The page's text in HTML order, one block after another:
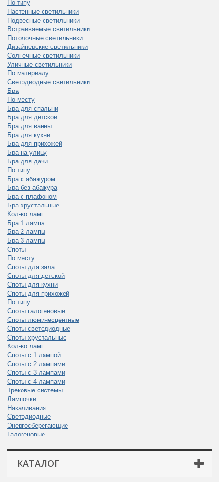
По типу
Настенные светильники
Подвесные светильники
Встраиваемые светильники
Потолочные светильники
Дизайнерские светильники
Солнечные светильники
Уличные светильники
По материалу
Светодиодные светильники
Бра
По месту
Бра для спальни
Бра для детской
Бра для ванны
Бра для кухни
Бра для прихожей
Бра на улицу
Бра для дачи
По типу
Бра с абажуром
Бра без абажура
Бра с плафоном
Бра хрустальные
Кол-во ламп
Бра 1 лампа
Бра 2 лампы
Бра 3 лампы
Споты
По месту
Споты для зала
Споты для детской
Споты для кухни
Споты для прихожей
По типу
Споты галогеновые
Споты люминесцентные
Споты светодиодные
Споты хрустальные
Кол-во ламп
Споты с 1 лампой
Споты с 2 лампами
Споты с 3 лампами
Споты с 4 лампами
Трековые системы
Лампочки
Накаливания
Светодиодные
Энергосберегающие
Галогеновые
КАТАЛОГ